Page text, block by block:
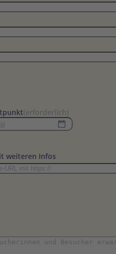
(erforderlich)
weiteren Infos